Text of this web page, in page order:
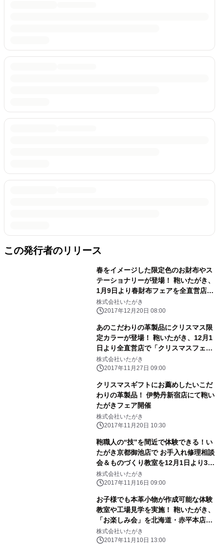
この発行者のリリース
春をイメージした限定色のお財布やス
テーショナリーが登場！ 鞄いたがき、
1月9日より春財布フェアを全直営店で
開催
株式会社いたがき
2017年12月20日 08:00
あのこだわりの革製品にクリスマス限
定カラーが登場！ 鞄いたがき、12月1
日より全直営店で「クリスマスフェ
ア」を実施
株式会社いたがき
2017年11月27日 09:00
クリスマスギフトにお薦めしたいこだ
わりの革製品！ 伊勢丹新宿店にて鞄い
たがきフェア開催
株式会社いたがき
2017年11月20日 10:30
鞄職人の“技”を間近で体験できる！い
たがき京都御池店で お手入れ修理相談
会＆ものづくり教室を12月1日より3日
間開催
株式会社いたがき
2017年11月16日 09:00
お子様でも本革小物が作成可能な体験
教室や工場見学を実施！ 鞄いたがき、
「お楽しみ会」を北海道・赤平本店で
開催
株式会社いたがき
2017年11月10日 13:00